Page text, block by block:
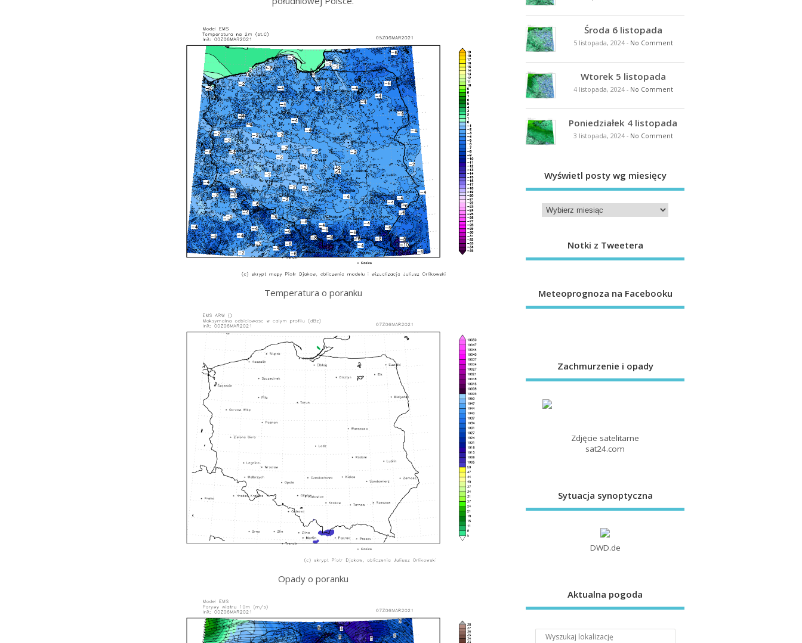
Temperatura o poranku
Opady o poranku
Środa 6 listopada
5 listopada, 2024- No Comment
Wtorek 5 listopada
4 listopada, 2024- No Comment
Poniedziałek 4 listopada
3 listopada, 2024- No Comment
Wyświetl posty wg miesięcy
Notki z Tweetera
Meteoprognoza na Facebooku
Zachmurzenie i opady
Zdjęcie satelitarne
sat24.com
Sytuacja synoptyczna
DWD.de
Aktualna pogoda